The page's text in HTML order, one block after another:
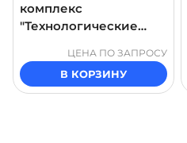
комплекс
"Технологические
доильных залов"
ЦЕНА ПО ЗАПРОСУ
В КОРЗИНУ